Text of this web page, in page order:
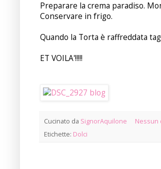
Preparare la crema paradiso.
Conservare in frigo.
Quando la Torta è raffreddata
ET VOILA'!!!!!
Cucinato da SignorAquilone
Nessun
Etichette: Dolci